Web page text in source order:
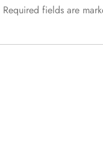
Required fields are